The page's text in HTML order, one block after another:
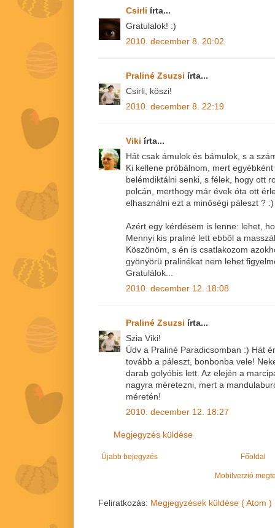
Csirli írta...
Gratulalok! :)
2010. december 8. 20:02
Praliné Zsuzsi írta...
Csirli, köszi!
2010. december 8. 22:19
Viki írta...
Hát csak ámulok és bámulok, s a
Ki kellene próbálnom, mert
belémdiktálni senki, s félek, hogy ott
polcán, merthogy már évek óta ott
elhasználni ezt a minőségi páleszt ? :)
Azért egy kérdésem is lenne: lehet,
Mennyi kis praliné lett ebből a
Köszönöm, s én is csatlakozom
gyönyörü pralinékat nem lehet
Gratulálok...
2010. december 12. 18:08
Praliné Zsuzsi írta...
Szia Viki!
Üdv a Praliné Paradicsomban :) Hát
tovább a páleszt, bonbonba vele!
darab golyóbis lett. Az elején a
nagyra méretezni, mert a
méretén!
2010. december 12. 18:27
Megjegyzés küldése
Újabb bejegyzés Főoldal
Mobilverzió
Feliratkozás: Megjegyzések küldése ( Atom )